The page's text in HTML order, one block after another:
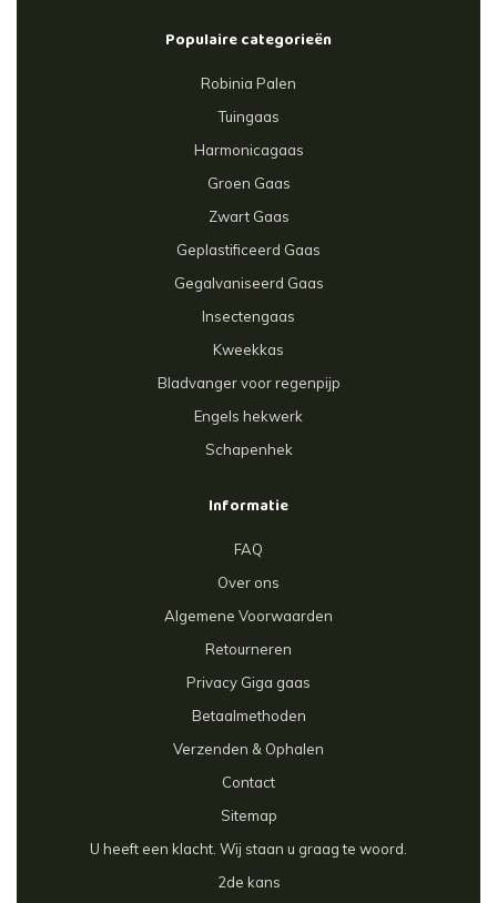
Populaire categorieën
Robinia Palen
Tuingaas
Harmonicagaas
Groen Gaas
Zwart Gaas
Geplastificeerd Gaas
Gegalvaniseerd Gaas
Insectengaas
Kweekkas
Bladvanger voor regenpijp
Engels hekwerk
Schapenhek
Informatie
FAQ
Over ons
Algemene Voorwaarden
Retourneren
Privacy Giga gaas
Betaalmethoden
Verzenden & Ophalen
Contact
Sitemap
U heeft een klacht. Wij staan u graag te woord.
2de kans